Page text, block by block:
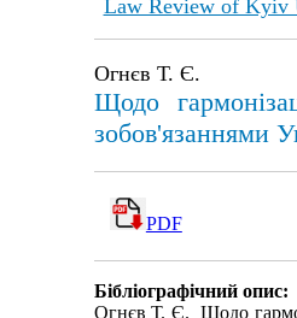
Law Review of Kyiv
Огнєв Т. Є.
Щодо
зобов'язаннями
PDF
Бібліографічний опис:
Огнєв Т. Є. Щодо